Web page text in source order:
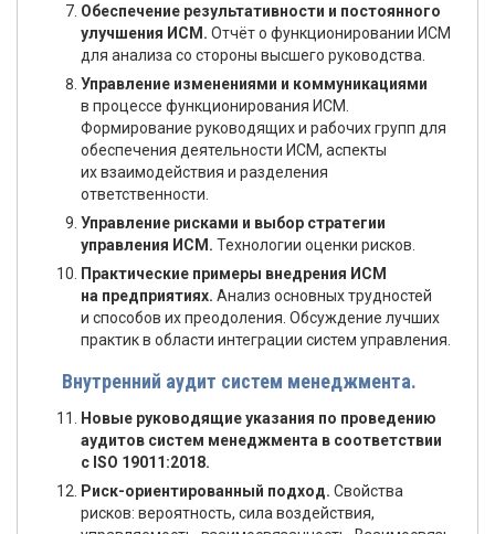
Обеспечение результативности и постоянного
улучшения ИСМ. Отчёт о функционировании ИСМ
для анализа со стороны высшего руководства.
Управление изменениями и коммуникациями
в процессе функционирования ИСМ.
Формирование руководящих и рабочих групп для
обеспечения деятельности ИСМ, аспекты
их взаимодействия и разделения
ответственности.
Управление рисками и выбор стратегии
управления ИСМ. Технологии оценки рисков.
Практические примеры внедрения ИСМ
на предприятиях. Анализ основных трудностей
и способов их преодоления. Обсуждение лучших
практик в области интеграции систем управления.
Внутренний аудит систем менеджмента.
Новые руководящие указания по проведению
аудитов систем менеджмента в соответствии
с ISO 19011:2018.
Риск-ориентированный подход. Свойства
рисков: вероятность, сила воздействия,